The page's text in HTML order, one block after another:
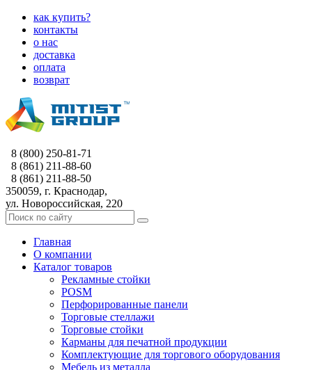
как купить?
контакты
о нас
доставка
оплата
возврат
8 (800) 250-81-71
8 (861) 211-88-60
8 (861) 211-88-50
350059, г. Краснодар,
ул. Новороссийская, 220
Главная
О компании
Каталог товаров
Рекламные стойки
POSM
Перфорированные панели
Торговые стеллажи
Торговые стойки
Карманы для печатной продукции
Комплектующие для торгового оборудования
Мебель из металла